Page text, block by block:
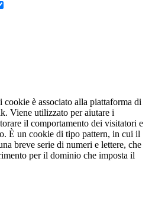
cookie è associato alla piattaforma di
Viene utilizzato per aiutare i
il comportamento dei visitatori e
È un cookie di tipo pattern, in cui il
breve serie di numeri e lettere, che
per il dominio che imposta il